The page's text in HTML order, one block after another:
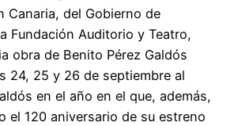
Canaria, del Gobierno de
Fundación Auditorio y Teatro,
obra de Benito Pérez Galdós
24, 25 y 26 de septiembre al
en el año en el que, además,
el 120 aniversario de su estreno